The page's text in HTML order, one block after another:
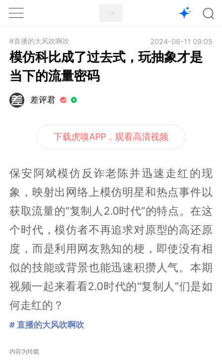
1X
#直播的大风吹啊吹 2024-06-11 09:05
模仿科比成了过去式，玩抽象才是
当下的流量密码
差评君
下载虎嗅APP，观看高清视频
保安阿斌模仿反诈老陈并迅速走红的现
象，映射出网络上模仿明星和热点事件以
获取流量的“复制人2.0时代”的特点。在这
个时代，模仿者不再追求对原型的高还原
度，而是利用网友熟知的梗，即使没有相
似的技能或背景也能迅速积攒人气。本期
视频一起来看看2.0时代的“复制人”们是如
何走红的？
# 直播的大风吹啊吹
内容为转载